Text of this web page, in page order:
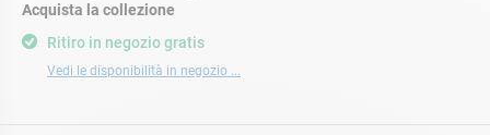
Ritiro in negozio gratis
Vedi le disponibilità in negozio ...
Acquista la collezione